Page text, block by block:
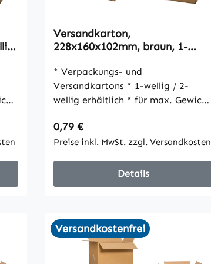
Versandkarton,
228x160x102mm, braun, 1-
* Verpackungs- und
Versandkartons * 1-wellig / 2-
wellig erhältlich * für max. Gewicht
Stabilität und schöne Optik *
einfacher Verschluss mit Packband
Regulärer Preis:
0,79 €
Preise inkl. MwSt. zzgl. Versandkosten
Details
Versandkostenfrei